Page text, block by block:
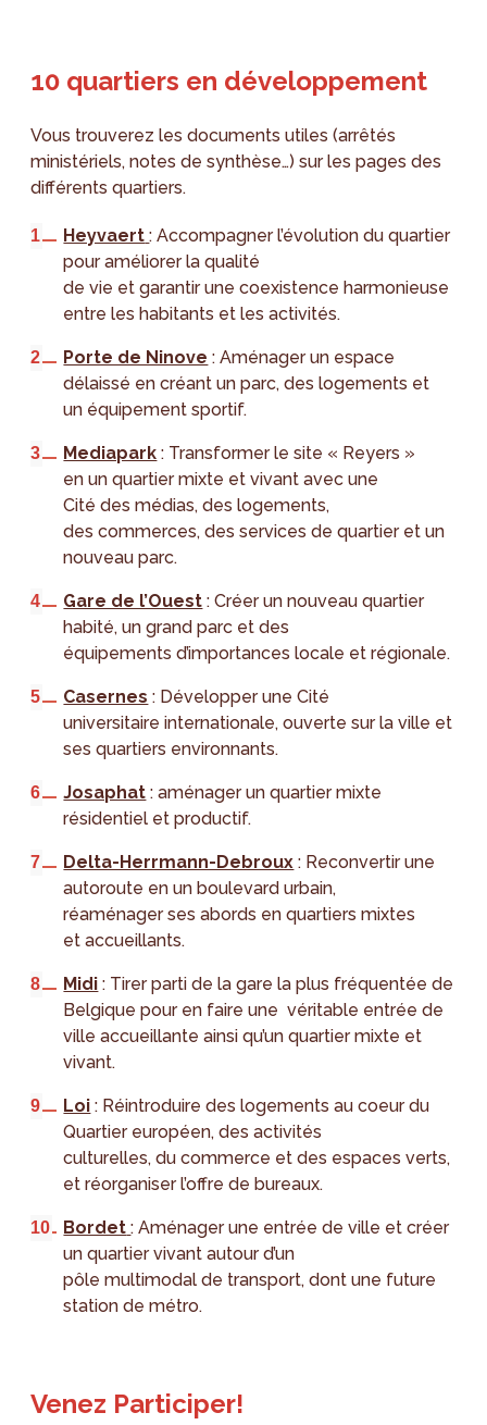
10 quartiers en développement
Vous trouverez les documents utiles (arrêtés
ministériels, notes de synthèse…) sur les pages des
différents quartiers.
Heyvaert : Accompagner l’évolution du quartier
pour améliorer la qualité
de vie et garantir une coexistence harmonieuse
entre les habitants et les activités.
Porte de Ninove : Aménager un espace
délaissé en créant un parc, des logements et
un équipement sportif.
Mediapark : Transformer le site « Reyers »
en un quartier mixte et vivant avec une
Cité des médias, des logements,
des commerces, des services de quartier et un
nouveau parc.
Gare de l’Ouest : Créer un nouveau quartier
habité, un grand parc et des
équipements d’importances locale et régionale.
Casernes : Développer une Cité
universitaire internationale, ouverte sur la ville et
ses quartiers environnants.
Josaphat : aménager un quartier mixte
résidentiel et productif.
Delta-Herrmann-Debroux : Reconvertir une
autoroute en un boulevard urbain,
réaménager ses abords en quartiers mixtes
et accueillants.
Midi : Tirer parti de la gare la plus fréquentée de
Belgique pour en faire une véritable entrée de
ville accueillante ainsi qu’un quartier mixte et
vivant.
Loi : Réintroduire des logements au coeur du
Quartier européen, des activités
culturelles, du commerce et des espaces verts,
et réorganiser l’offre de bureaux.
Bordet : Aménager une entrée de ville et créer
un quartier vivant autour d’un
pôle multimodal de transport, dont une future
station de métro.
Venez Participer!